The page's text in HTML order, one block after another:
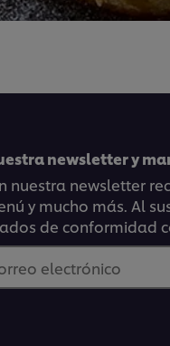
newsletter y
nuestra newsletter
y mucho más. Al
de conformidad
electrónico